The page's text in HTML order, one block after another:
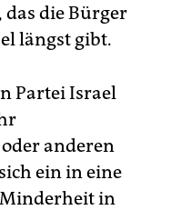
das die Bürger
längst gibt.
Partei Israel
anderen
ein in eine
Minderheit in